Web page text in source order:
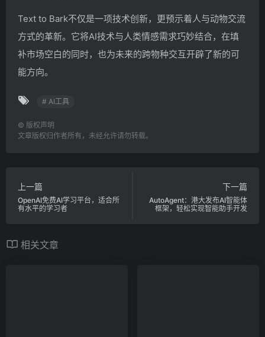
Text to Bark不仅是一项技术创新，更预示着人与动物交流
方式的革新。它将AI技术与人类情感需求巧妙结合，在填
补市场空白的同时，也为未来的跨物种交互开辟了新的可
能方向。
# AI工具
© 版权声明
文章版权归作者所有，未经允许请勿转载。
上一篇
OpenAI免费AI学习平台，适合所
有水平的学习者
下一篇
AutoAgent：港大发布AI智能体
框架，轻松实现智能助手开发
相关文章